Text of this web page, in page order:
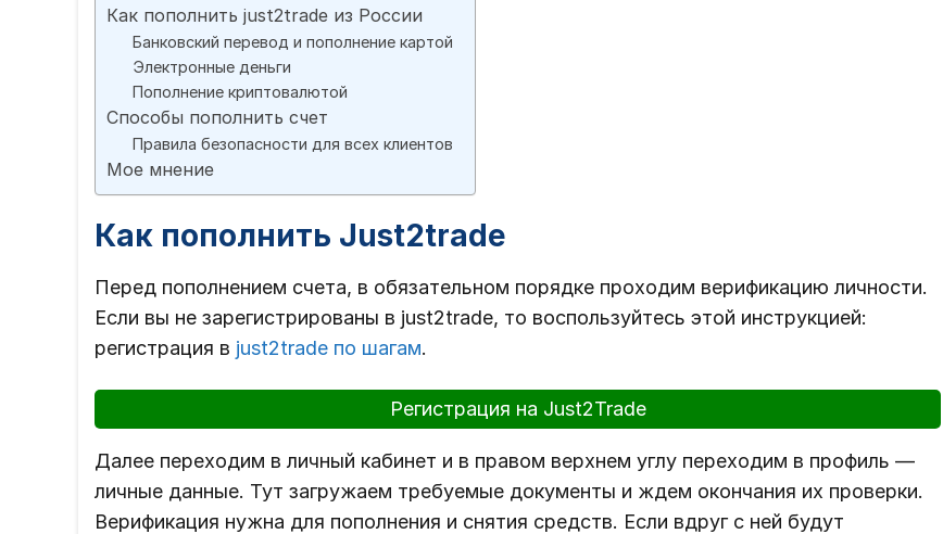
Как пополнить just2trade из России
Банковский перевод и пополнение картой
Электронные деньги
Пополнение криптовалютой
Способы пополнить счет
Правила безопасности для всех клиентов
Мое мнение
Как пополнить Just2trade
Перед пополнением счета, в обязательном порядке проходим верификацию личности.
Если вы не зарегистрированы в just2trade, то воспользуйтесь этой инструкцией:
регистрация в just2trade по шагам.
Регистрация на Just2Trade
Далее переходим в личный кабинет и в правом верхнем углу переходим в профиль —
личные данные. Тут загружаем требуемые документы и ждем окончания их проверки.
Верификация нужна для пополнения и снятия средств. Если вдруг с ней будут